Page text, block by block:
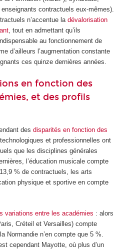
contractuels eux-mêmes).
n’accentue la dévalorisation
, tout en admettant qu’ils
au fonctionnement de
d’ailleurs l’augmentation constante
ces quinze dernières années.
en fonction des
et des profils
des disparités en fonction des
et professionnelles ont
que les disciplines générales
l’éducation musicale compte
% de contractuels, les arts
physique et sportive en compte
variations entre les académies : alors
Créteil et Versailles) compte
Normandie n’en compte que 5 %.
cependant Mayotte, où plus d’un